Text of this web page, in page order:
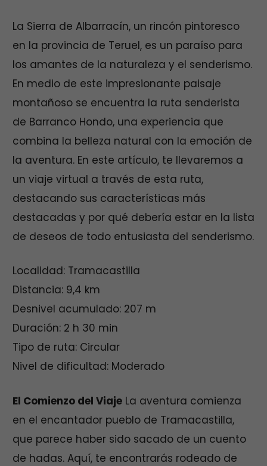
La Sierra de Albarracín, un rincón pintoresco
en la provincia de Teruel, es un paraíso para
los amantes de la naturaleza y el senderismo.
En medio de este impresionante paisaje
montañoso se encuentra la ruta senderista
de Barranco Hondo, una experiencia que
combina la belleza natural con la emoción de
la aventura. En este artículo, te llevaremos a
un viaje virtual a través de esta ruta,
destacando sus características más
destacadas y por qué debería estar en la lista
de deseos de todo entusiasta del senderismo.
Localidad: Tramacastilla
Distancia: 9,4 km
Desnivel acumulado: 207 m
Duración: 2 h 30 min
Tipo de ruta: Circular
Nivel de dificultad: Moderado
El Comienzo del Viaje La aventura comienza
en el encantador pueblo de Tramacastilla,
que parece haber sido sacado de un cuento
de hadas. Aquí, te encontrarás rodeado de